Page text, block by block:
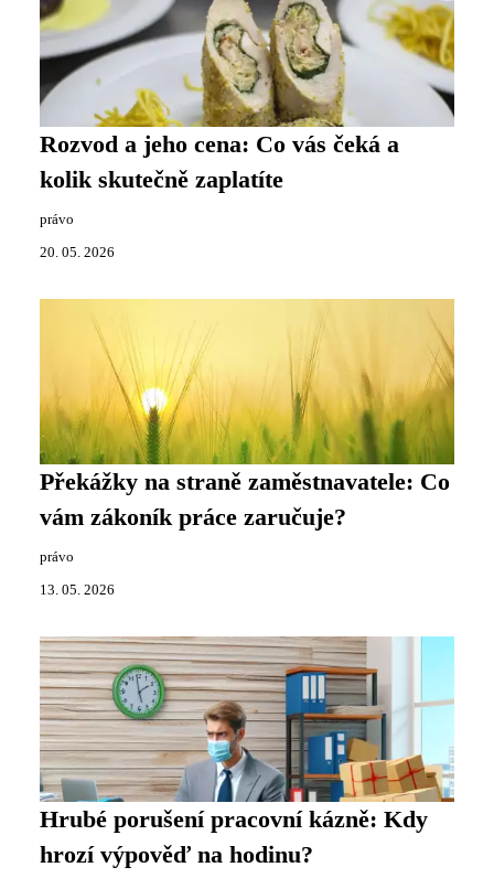
Rozvod a jeho cena: Co vás čeká a
kolik skutečně zaplatíte
právo
20. 05. 2026
Překážky na straně zaměstnavatele: Co
vám zákoník práce zaručuje?
právo
13. 05. 2026
Hrubé porušení pracovní kázně: Kdy
hrozí výpověď na hodinu?